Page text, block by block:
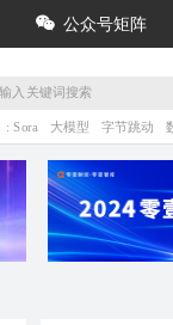
公众号矩阵
:Sora 大模型 字节跳动